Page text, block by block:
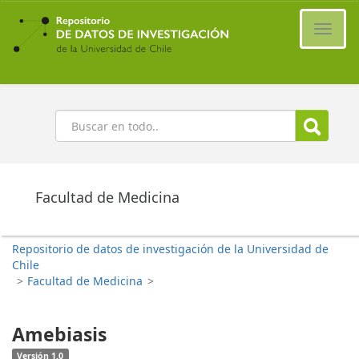
Ir
contenido
principal
Buscar
Facultad de Medicina
Repositorio de datos de investigación de la Universidad de
Chile
> Facultad de Medicina >
Amebiasis
Versión 1.0